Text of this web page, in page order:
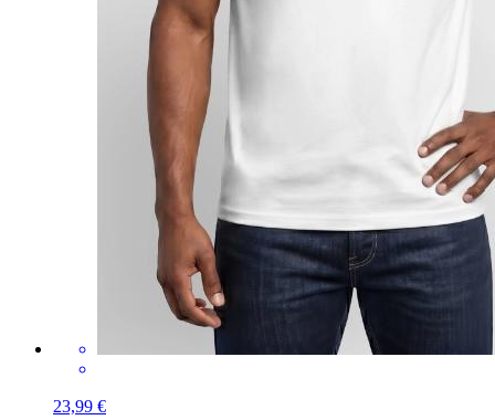
23,99 €